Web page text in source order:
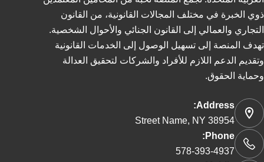
ذوي الخبرة في مختلف المجالات القانونية، من القانون
التجاري والعمالي إلى القانون الجنائي والأحوال الشخصية.
تهدف المنصة إلى تسهيل الوصول إلى الخدمات القانونية
وتقديم الدعم اللازم للأفراد والشركات لتحقيق العدالة
وحماية الحقوق.
Address:
Street Name, NY 38954
Phone:
578-393-4937